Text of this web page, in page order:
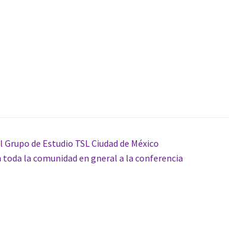
Grupo de Estudio TSL Ciudad de México
toda la comunidad en gneral a la conferencia